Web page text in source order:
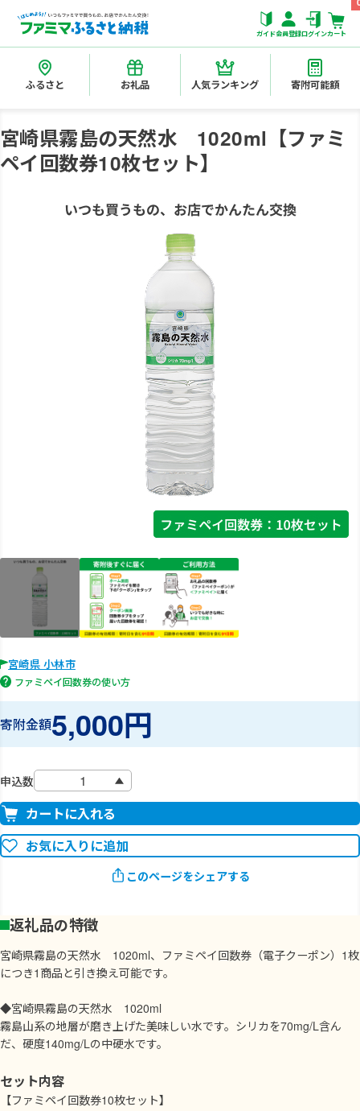
ガイド会員登録ログインカート
ふるさと お礼品 人気ランキング 寄附可能額
宮崎県霧島の天然水 1020ml【ファミ
ペイ回数券10枚セット】
宮崎県 小林市
ファミペイ回数券の使い方
寄附金額5,000円
申込数
カートに入れる
お気に入りに追加
このページをシェアする
返礼品の特徴
宮崎県霧島の天然水 1020ml、ファミペイ回数券（電子クーポン）1枚
につき1商品と引き換え可能です。
◆宮崎県霧島の天然水 1020ml
霧島山系の地層が磨き上げた美味しい水です。シリカを70mg/L含ん
だ、硬度140mg/Lの中硬水です。
セット内容
【ファミペイ回数券10枚セット】